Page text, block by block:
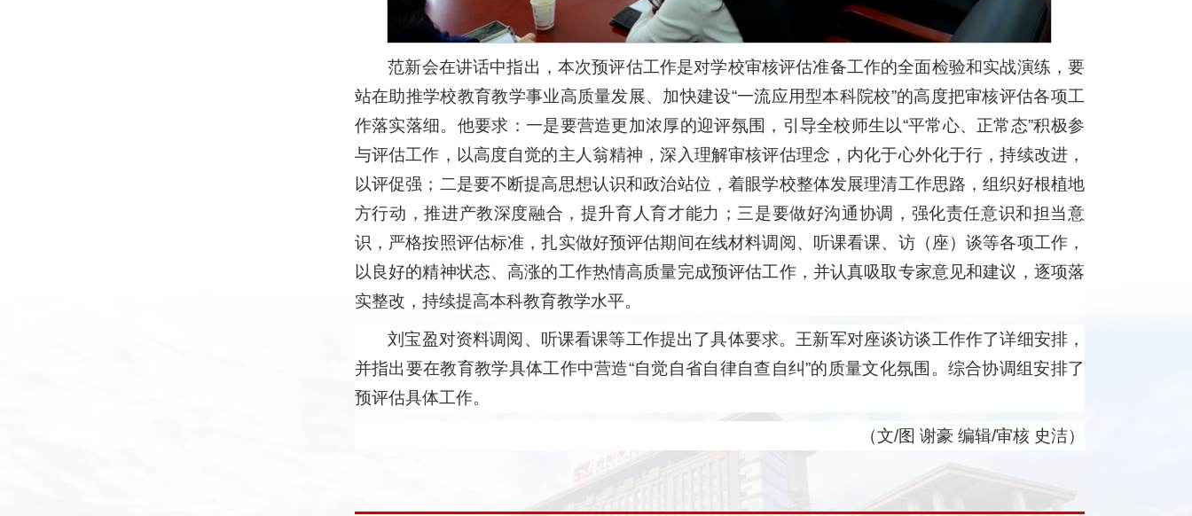
范新会在讲话中指出，本次预评估工作是对学校审核评估准备工作的全面检验和实战演练，要
站在助推学校教育教学事业高质量发展、加快建设“一流应用型本科院校”的高度把审核评估各项工
作落实落细。他要求：一是要营造更加浓厚的迎评氛围，引导全校师生以“平常心、正常态”积极参
与评估工作，以高度自觉的主人翁精神，深入理解审核评估理念，内化于心外化于行，持续改进，
以评促强；二是要不断提高思想认识和政治站位，着眼学校整体发展理清工作思路，组织好根植地
方行动，推进产教深度融合，提升育人育才能力；三是要做好沟通协调，强化责任意识和担当意
识，严格按照评估标准，扎实做好预评估期间在线材料调阅、听课看课、访（座）谈等各项工作，
以良好的精神状态、高涨的工作热情高质量完成预评估工作，并认真吸取专家意见和建议，逐项落
实整改，持续提高本科教育教学水平。
刘宝盈对资料调阅、听课看课等工作提出了具体要求。王新军对座谈访谈工作作了详细安排，
并指出要在教育教学具体工作中营造“自觉自省自律自查自纠”的质量文化氛围。综合协调组安排了
预评估具体工作。
（文/图 谢豪 编辑/审核 史洁）